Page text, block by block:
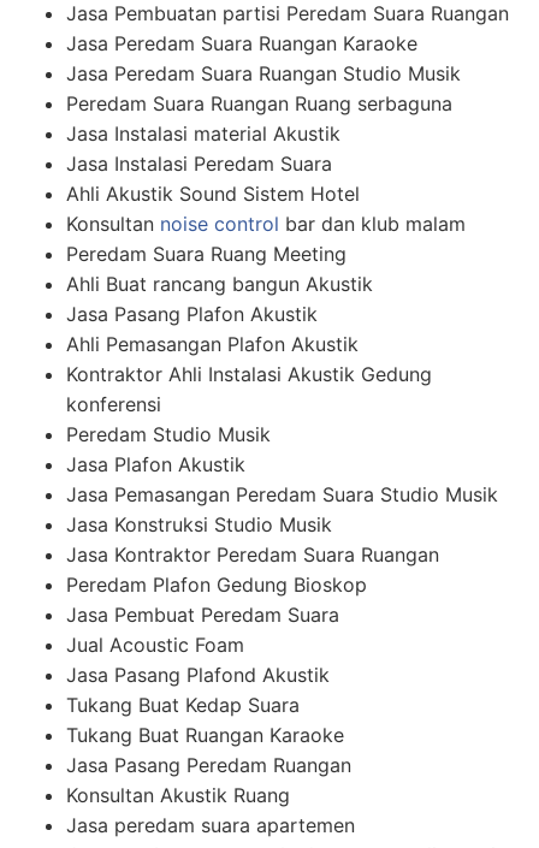
Jasa Pembuatan partisi Peredam Suara Ruangan
Jasa Peredam Suara Ruangan Karaoke
Jasa Peredam Suara Ruangan Studio Musik
Peredam Suara Ruangan Ruang serbaguna
Jasa Instalasi material Akustik
Jasa Instalasi Peredam Suara
Ahli Akustik Sound Sistem Hotel
Konsultan noise control bar dan klub malam
Peredam Suara Ruang Meeting
Ahli Buat rancang bangun Akustik
Jasa Pasang Plafon Akustik
Ahli Pemasangan Plafon Akustik
Kontraktor Ahli Instalasi Akustik Gedung
konferensi
Peredam Studio Musik
Jasa Plafon Akustik
Jasa Pemasangan Peredam Suara Studio Musik
Jasa Konstruksi Studio Musik
Jasa Kontraktor Peredam Suara Ruangan
Peredam Plafon Gedung Bioskop
Jasa Pembuat Peredam Suara
Jual Acoustic Foam
Jasa Pasang Plafond Akustik
Tukang Buat Kedap Suara
Tukang Buat Ruangan Karaoke
Jasa Pasang Peredam Ruangan
Konsultan Akustik Ruang
Jasa peredam suara apartemen